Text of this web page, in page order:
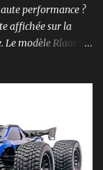
performance ?
affichée sur la
Le modèle Rlaarlo
bolide. Un Modèle,
et "À
versions
l'ensemble de la